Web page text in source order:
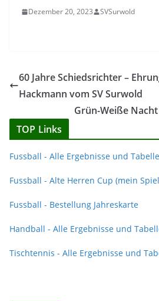
Dezember 20, 2023 SVSurwold
60 Jahre Schiedsrichter –
Hackmann vom SV Surwold
Grün-Weiße
TOP Links
Fussball - Alle Ergebnisse und
Fussball - Alte Herren Cup (mein
Fussball - Bestellung Jahreskarte
Handball - Alle Ergebnisse und
Tischtennis - Alle Ergebnisse und